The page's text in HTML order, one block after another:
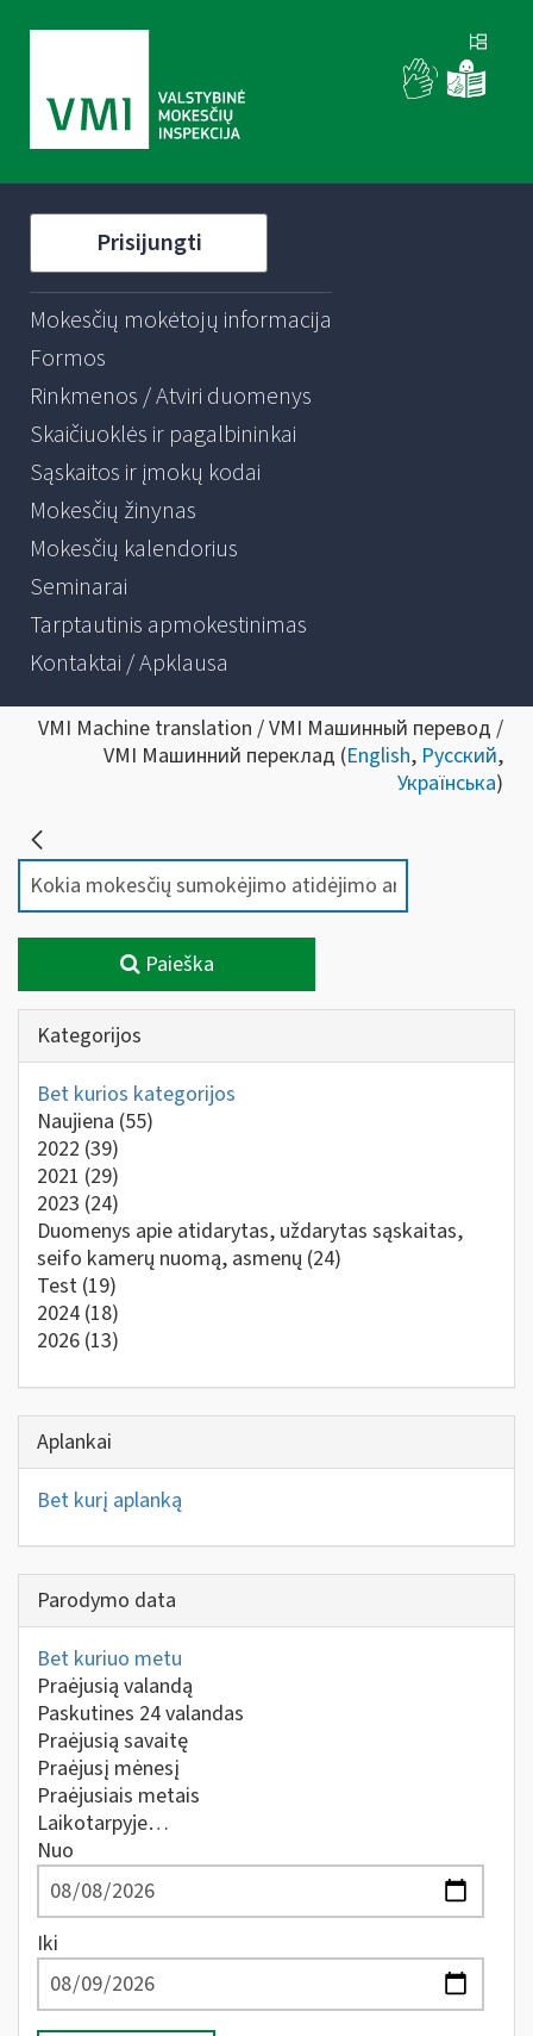
Prisijungti
Mokesčių mokėtojų informacija
Formos
Rinkmenos / Atviri duomenys
Skaičiuoklės ir pagalbininkai
Sąskaitos ir įmokų kodai
Mokesčių žinynas
Mokesčių kalendorius
Seminarai
Tarptautinis apmokestinimas
Kontaktai / Apklausa
VMI Machine translation / VMI Машинный перевод /
VMI Машинний переклад (English, Русский,
Українська)
Paieška
Kategorijos
Bet kurios kategorijos
Naujiena (55)
2022 (39)
2021 (29)
2023 (24)
Duomenys apie atidarytas, uždarytas sąskaitas,
seifo kamerų nuomą, asmenų (24)
Test (19)
2024 (18)
2026 (13)
Aplankai
Bet kurį aplanką
Parodymo data
Bet kuriuo metu
Praėjusią valandą
Paskutines 24 valandas
Praėjusią savaitę
Praėjusį mėnesį
Praėjusiais metais
Laikotarpyje…
Nuo
Iki